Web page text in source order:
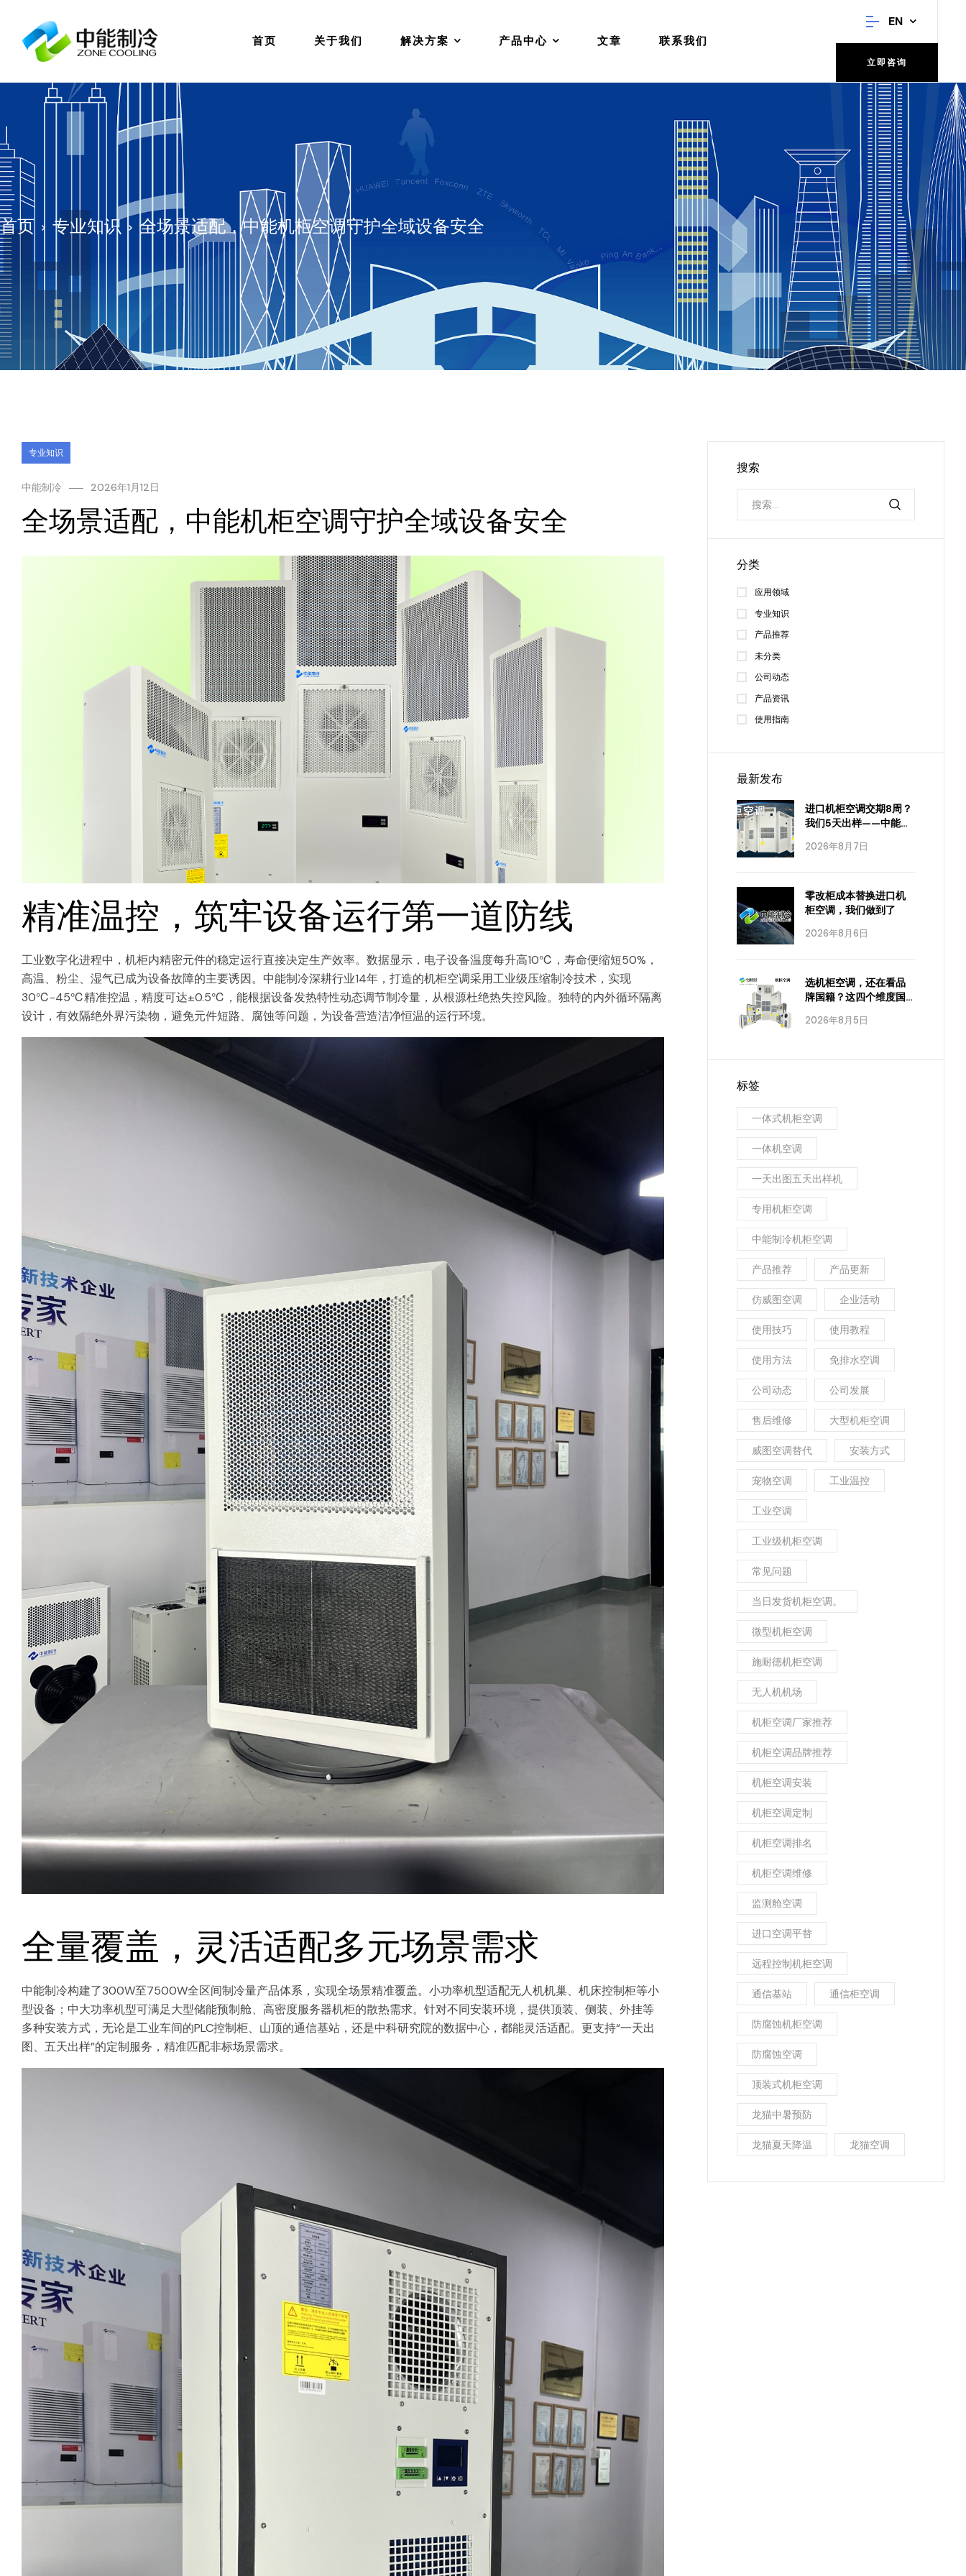
首页 关于我们 解决方案 产品中心 文章 联系我们
EN
立即咨询
首页 专业知识 全场景适配，中能机柜空调守护全域设备安全
专业知识
中能制冷 2026年1月12日
全场景适配，中能机柜空调守护全域设备安全
精准温控，筑牢设备运行第一道防线
工业数字化进程中，机柜内精密元件的稳定运行直接决定生产效率。数据显示，电子设备温度每升高10℃，寿命便缩短50%，
高温、粉尘、湿气已成为设备故障的主要诱因。中能制冷深耕行业14年，打造的机柜空调采用工业级压缩制冷技术，实现
30℃-45℃精准控温，精度可达±0.5℃，能根据设备发热特性动态调节制冷量，从根源杜绝热失控风险。独特的内外循环隔离
设计，有效隔绝外界污染物，避免元件短路、腐蚀等问题，为设备营造洁净恒温的运行环境。
全量覆盖，灵活适配多元场景需求
中能制冷构建了300W至7500W全区间制冷量产品体系，实现全场景精准覆盖。小功率机型适配无人机机巢、机床控制柜等小
型设备；中大功率机型可满足大型储能预制舱、高密度服务器机柜的散热需求。针对不同安装环境，提供顶装、侧装、外挂等
多种安装方式，无论是工业车间的PLC控制柜、山顶的通信基站，还是中科研究院的数据中心，都能灵活适配。更支持“一天出
图、五天出样”的定制服务，精准匹配非标场景需求。
搜索
分类
应用领域
专业知识
产品推荐
未分类
公司动态
产品资讯
使用指南
最新发布
2026年8月7日
进口机柜空调交期8周？
我们5天出样——中能制
2026年8月6日
零改柜成本替换进口机
柜空调，我们做到了
2026年8月5日
选机柜空调，还在看品
牌国籍？这四个维度国
标签
一体式机柜空调
一体机空调
一天出图五天出样机
专用机柜空调
中能制冷机柜空调
产品推荐 产品更新
仿威图空调 企业活动
使用技巧 使用教程
使用方法 免排水空调
公司动态 公司发展
售后维修 大型机柜空调
威图空调替代 安装方式
宠物空调 工业温控
工业空调
工业级机柜空调
常见问题
当日发货机柜空调。
微型机柜空调
施耐德机柜空调
无人机机场
机柜空调厂家推荐
机柜空调品牌推荐
机柜空调安装
机柜空调定制
机柜空调排名
机柜空调维修
监测舱空调
进口空调平替
远程控制机柜空调
通信基站 通信柜空调
防腐蚀机柜空调
防腐蚀空调
顶装式机柜空调
龙猫中暑预防
龙猫夏天降温 龙猫空调